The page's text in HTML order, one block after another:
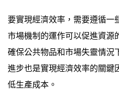
要實現經濟效率，需要遵循一
市場機制的運作可以促進資源
確保公共物品和市場失靈情況
進步也是實現經濟效率的關鍵
低生產成本。